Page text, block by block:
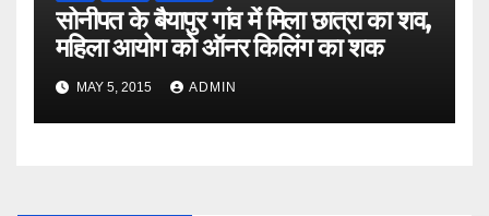
सोनीपत के बैयापुर गांव में मिला छात्रा का शव,
महिला आयोग को ऑनर किलिंग का शक
MAY 5, 2015 ADMIN